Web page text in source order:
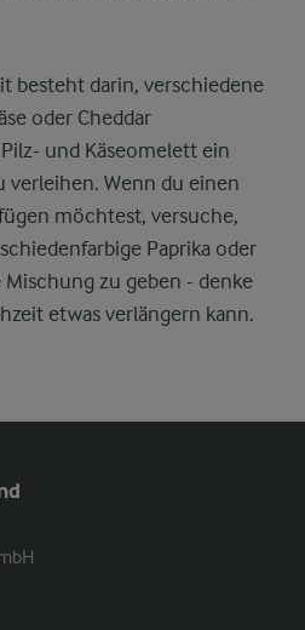
besteht darin, verschiedene
oder Cheddar
und Käseomelett ein
verleihen. Wenn du einen
möchtest, versuche,
Paprika oder
zu geben - denke
etwas verlängern kann.